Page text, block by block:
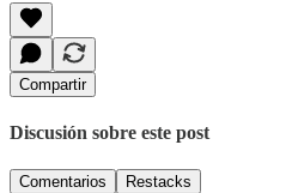
Compartir
Discusión sobre este post
Comentarios Restacks